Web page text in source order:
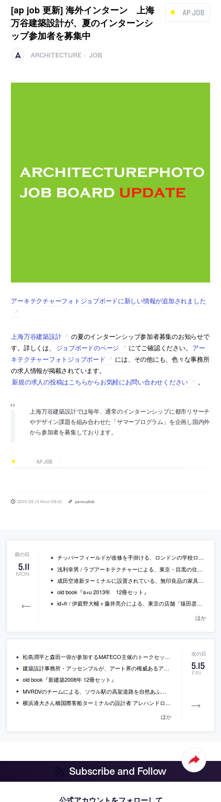
AP JOB
[ap job 更新] 海外インターン 上海
万谷建築設計が、夏のインターンシ
ップ参加者を募集中
ARCHITECTURE JOB
アーキテクチャーフォトジョブボードに新しい情報が追加されました
上海万谷建築設計
の夏のインターンシップ参加者募集のお知らせで
す。詳しくは、
ジョブボードのページ にてご確認ください。 アー
キテクチャーフォトジョブボード
には、その他にも、色々な事務所
の求人情報が掲載されています。
新規の求人の投稿はこちらからお気軽にお問い合わせください
。
上海万谷建築設計では毎年、通常のインターンシップに都市リサーチ
やデザイン課題を組み合わせた「サマープログラム」を企画し国内外
から参加者を募集しております。
AP JOB
2015.05.13 Wed 09:10 permalink
5.11
MON
チッパーフィールドが改修を手掛ける、ロンドンの学校ロイヤル・アカデミー・オブ・アーツの計画案の画像
浅利幸男 / ラブアーキテクチャーによる、東京・目黒の住宅「八雲の家」の写真
成田空港新ターミナルに設置されている、無印良品の家具に注目した記事
old book『a+u 2013年 12冊セット』
id+fr / 伊庭野大輔＋藤井亮介による、東京の店舗「猿田彦珈琲 アトリエ仙川」
ほか
5.15
FRI
松島潤平と森田一弥が参加するMATECO主催のトークセッション「ノスタルジー・リセッティング」が開催[2015/5/30]
建築設計事務所・アッセンブルが、アート界の権威あるアワード「ターナー賞」の最終候補に選ばれた事が話題に
old book『新建築2008年 12冊セット』
MVRDVのチームによる、ソウル駅の高架道路を自然あふれる公園に変える計画案の画像
横浜港大さん橋国際客船ターミナルの設計者 アレハンドロ・ザエラ・ポロや、隈研吾、磯崎新、妹島和世、ジェフリー・キプニスらが参加するシンポ「連続的建築は、これからも連続するか？」が開催[2015/6/7]
ほか
Subscribe and Follow